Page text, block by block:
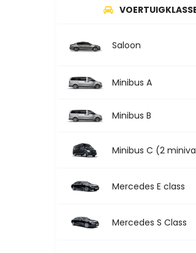
Saloon
Minibus A
Minibus B
Minibus C (2
Mercedes E class
Mercedes S Class